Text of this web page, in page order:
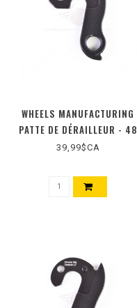
WHEELS MANUFACTURING
PATTE DE DÉRAILLEUR - 48
39,99$CA